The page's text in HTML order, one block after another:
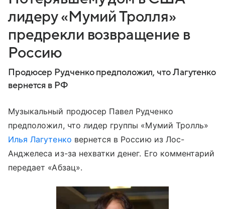
лидеру «Мумий Тролля»
предрекли возвращение в
Россию
Продюсер Рудченко предположил, что Лагутенко
вернется в РФ
Музыкальный продюсер Павел Рудченко
предположил, что лидер группы «Мумий Тролль»
Илья Лагутенко вернется в Россию из Лос-
Анджелеса из-за нехватки денег. Его комментарий
передает «Абзац».